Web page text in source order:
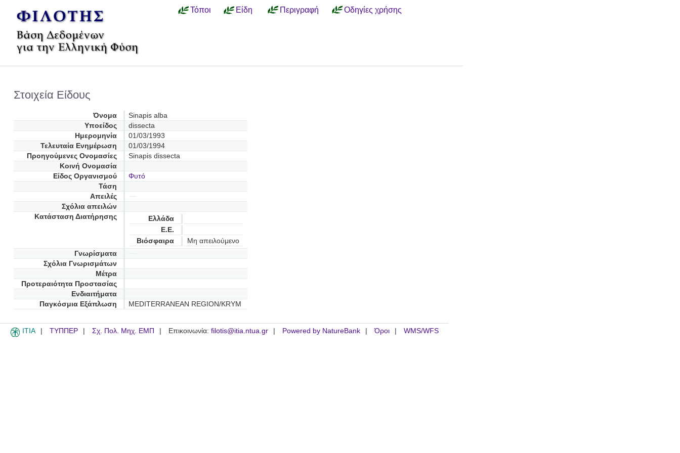
Τόποι Είδη Περιγραφή Οδηγίες χρήσης
Στοιχεία Είδους
Όνομα
Sinapis alba
Υποείδος
dissecta
Ημερομηνία
01/03/1993
Τελευταία Ενημέρωση
01/03/1994
Προηγούμενες Oνομασίες
Sinapis dissecta
Κοινή Ονομασία
Είδος Οργανισμού
Φυτό
Τάση
Απειλές
Σχόλια απειλών
Κατάσταση Διατήρησης
Ελλάδα
Ε.Ε.
Βιόσφαιρα
Μη απειλούμενο
Γνωρίσματα
Σχόλια Γνωρισμάτων
Μέτρα
Προτεραιότητα Προστασίας
Ενδιαιτήματα
Παγκόσμια Εξάπλωση
MEDITERRANEAN REGION/KRYM
ITIA ΤΥΠΠΕΡ Σχ. Πολ. Μηχ. ΕΜΠ Επικοινωνία: filotis@itia.ntua.gr Powered by NatureBank Όροι WMS/WFS